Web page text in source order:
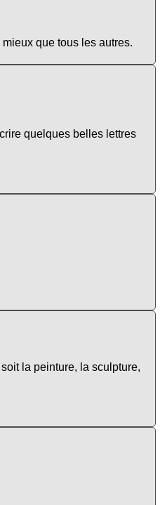
que tous les autres.
quelques belles lettres
la peinture, la sculpture,